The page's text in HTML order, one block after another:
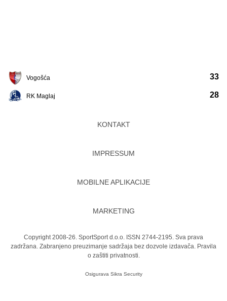
Vogošća
RK Maglaj
33
28
KONTAKT
IMPRESSUM
MOBILNE APLIKACIJE
MARKETING
Copyright 2008-26. SportSport d.o.o. ISSN 2744-2195. Sva prava
zadržana. Zabranjeno preuzimanje sadržaja bez dozvole izdavača. Pravila
o zaštiti privatnosti.
Osigurava Sikra Security